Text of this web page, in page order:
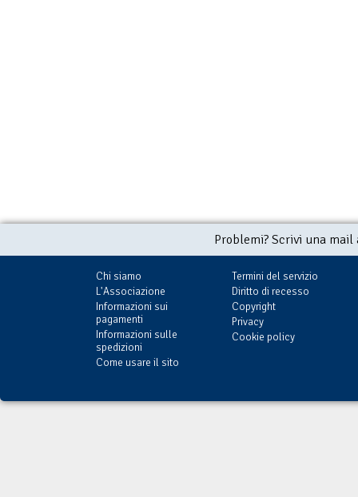
Problemi? Scrivi una
Chi siamo
L'Associazione
Informazioni sui
pagamenti
Informazioni sulle
spedizioni
Come usare il sito
Termini del servizio
Diritto di recesso
Copyright
Privacy
Cookie policy